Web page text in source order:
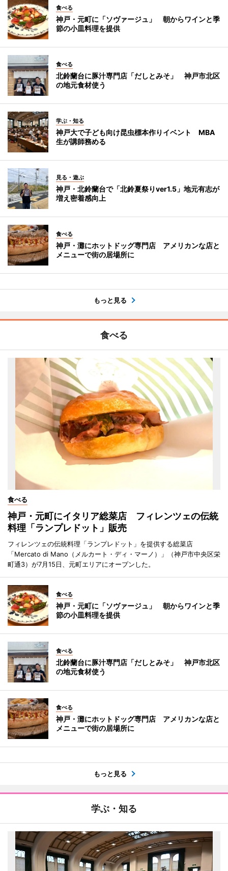
食べる
神戸・元町に「ソヴァージュ」 朝からワインと季
節の小皿料理を提供
食べる
北鈴蘭台に豚汁専門店「だしとみそ」 神戸市北区
の地元食材使う
学ぶ・知る
神戸大で子ども向け昆虫標本作りイベント MBA
生が講師務める
見る・遊ぶ
神戸・北鈴蘭台で「北鈴夏祭りver1.5」地元有志が
増え密着感向上
食べる
神戸・灘にホットドッグ専門店 アメリカンな店と
メニューで街の居場所に
もっと見る
食べる
食べる
神戸・元町にイタリア総菜店 フィレンツェの伝統
料理「ランプレドット」販売
フィレンツェの伝統料理「ランプレドット」を提供する総菜店
「Mercato di Mano（メルカート・ディ・マーノ）」（神戸市中央区栄
町通3）が7月15日、元町エリアにオープンした。
食べる
神戸・元町に「ソヴァージュ」 朝からワインと季
節の小皿料理を提供
食べる
北鈴蘭台に豚汁専門店「だしとみそ」 神戸市北区
の地元食材使う
食べる
神戸・灘にホットドッグ専門店 アメリカンな店と
メニューで街の居場所に
もっと見る
学ぶ・知る